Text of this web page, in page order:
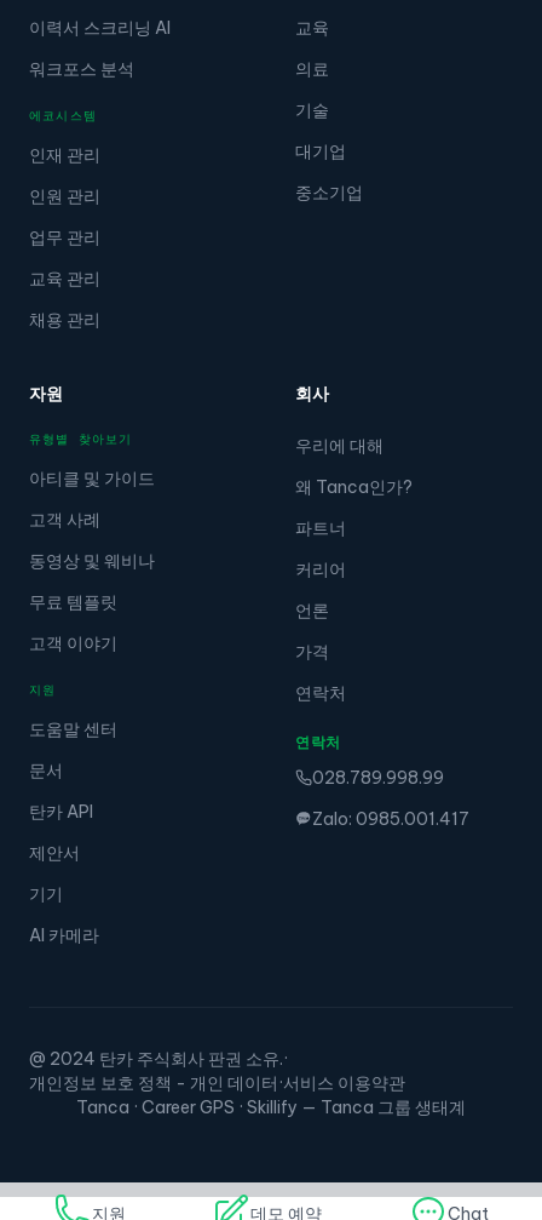
이력서 스크리닝 AI
워크포스 분석
에코시스템
인재 관리
인원 관리
업무 관리
교육 관리
채용 관리
교육
의료
기술
대기업
중소기업
자원
유형별 찾아보기
아티클 및 가이드
고객 사례
동영상 및 웨비나
무료 템플릿
고객 이야기
지원
도움말 센터
문서
탄카 API
제안서
기기
AI 카메라
회사
우리에 대해
왜 Tanca인가?
파트너
커리어
언론
가격
연락처
연락처
028.789.998.99
Zalo: 0985.001.417
@ 2024 탄카 주식회사 판권 소유.·
개인정보 보호 정책 - 개인 데이터 ·서비스 이용약관
Tanca · Career GPS · Skillify — Tanca 그룹 생태계
지원 데모 예약 Chat